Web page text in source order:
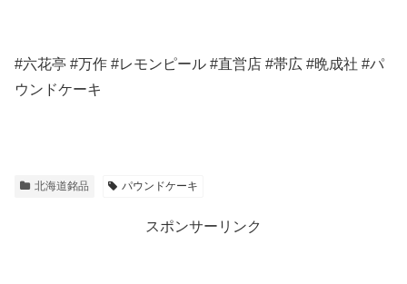
#六花亭 #万作 #レモンピール #直営店 #帯広 #晩成社 #パ
ウンドケーキ
北海道銘品 パウンドケーキ
スポンサーリンク